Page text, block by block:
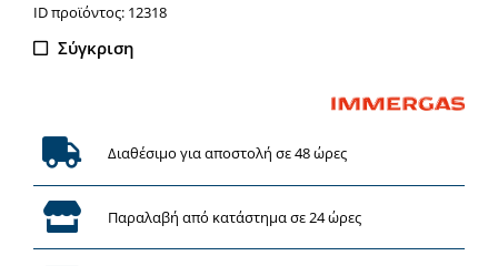
ΙD προϊόντος: 12318
Σύγκριση
Διαθέσιμο για αποστολή σε 48 ώρες
Παραλαβή από κατάστημα σε 24 ώρες